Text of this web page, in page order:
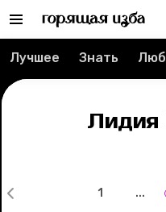
Новости
Лучшее Знать
Лидия
1 ...